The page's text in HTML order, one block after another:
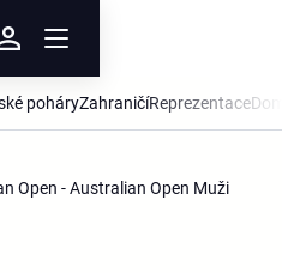
poháryZahraničíReprezentace
Open - Australian Open Muži